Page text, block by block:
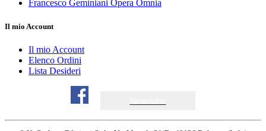
Francesco Geminiani Opera Omnia
Il mio Account
Il mio Account
Elenco Ordini
Lista Desideri